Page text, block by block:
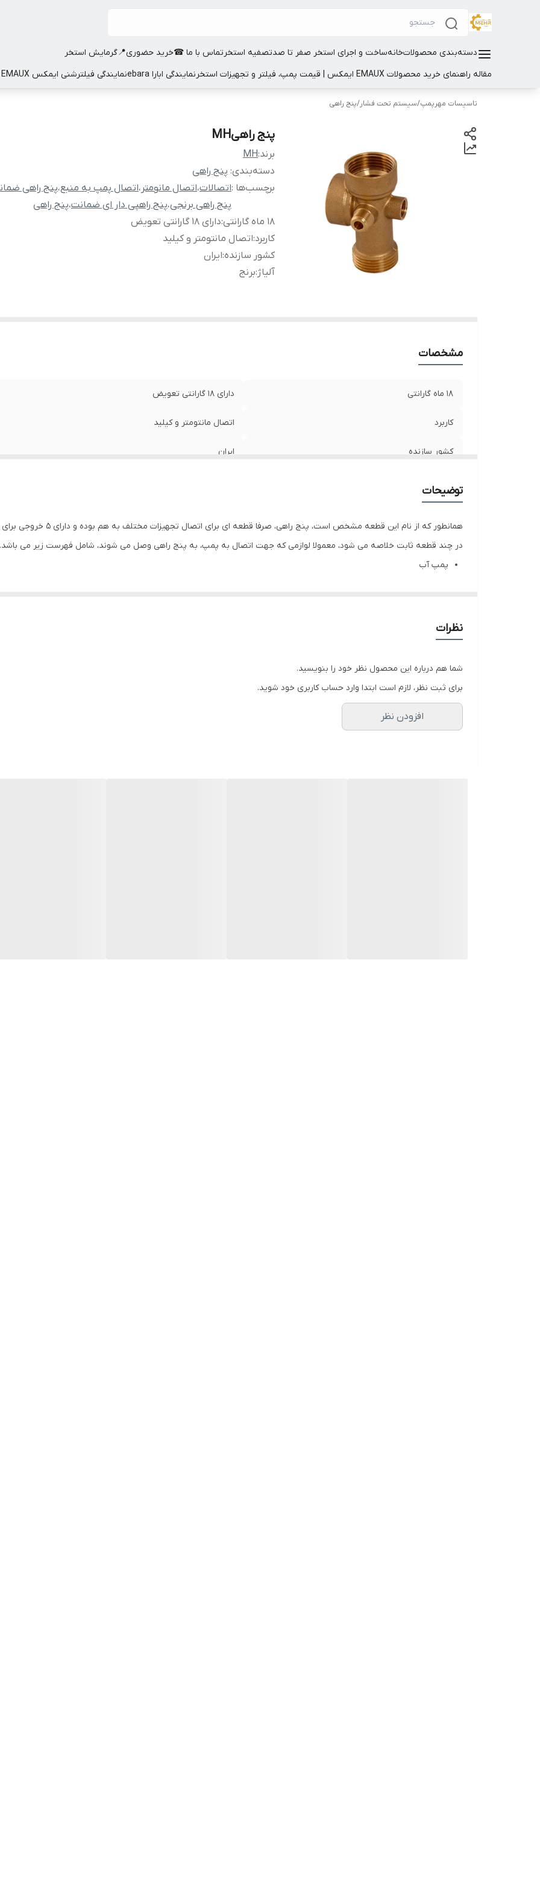
دسته‌بندی محصولاتخانهساخت و اجرای استخر صفر تا صدتصفیه استخرتماس با ما ☎خرید حضوری📍گرمایش استخر
مقاله راهنمای خرید محصولات EMAUX ایمکس | قیمت پمپ، فیلتر و تجهیزات استخر
نمایندگی ابارا ebara نمایندگی فیلترشنی ایمکس EMAUX
تاسیسات مهرپمپ/سیستم تحت فشار/پنج راهی
پنج راهیMH
برند:MH
دسته‌بندی: پنج راهی
برچسب‌ها :اتصالات،اتصال مانومتر ،اتصال پمپ به منبع،پنج راهی
پنج راهی برنجی،پنج راهپی دار ای ضمانت،پنج راهی
18 ماه گارانتی
:دارای 18 گارانتی تعویض
کاربرد:اتصال مانتومتر و کیلید
کشور سازنده:ایران
آلیاژ:برنج
مشخصات
18 ماه گارانتی دارای 18 گارانتی تعویض
کاربرد اتصال مانتومتر و کیلید
کشور سازنده ایران
توضیحات
همانطور که از نام این قطعه
در چند قطعه ثابت خلاصه می شود، معمولا لوازمی که جهت اتصال به پمپ، به پنج راهی وصل می شوند، شامل فهرست زیر می باشد.
پمپ آب
نظرات
شما هم درباره این محصول نظر خود را بنویسید.
برای ثبت نظر، لازم است ابتدا وارد حساب کاربری خود شوید.
افزودن نظر